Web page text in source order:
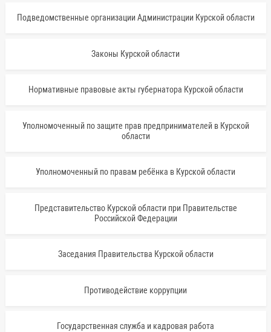
Подведомственные организации Администрации Курской области
Законы Курской области
Нормативные правовые акты губернатора Курской области
Уполномоченный по защите прав предпринимателей в Курской
области
Уполномоченный по правам ребёнка в Курской области
Представительство Курской области при Правительстве
Российской Федерации
Заседания Правительства Курской области
Противодействие коррупции
Государственная служба и кадровая работа